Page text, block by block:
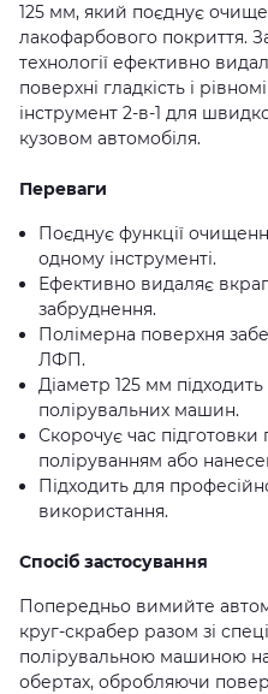
125 мм, який поєднує
лакофарбового покриття.
технології ефективно
поверхні гладкість і
інструмент 2-в-1 для
кузовом автомобіля.
Переваги
Поєднує функції
одному інструменті.
Ефективно видаляє
забруднення.
Полімерна поверхня
ЛФП.
Діаметр 125 мм підходить
полірувальних машин.
Скорочує час підготовки
поліруванням або
Підходить для
використання.
Спосіб застосування
Попередньо вимийте
круг-скрабер разом зі
полірувальною машиною
обертах, обробляючи